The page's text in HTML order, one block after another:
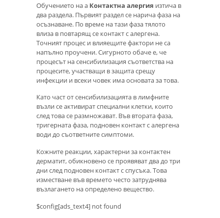
Обучението на a Контактна алергия изтича в
два раздела. Първият раздел се нарича фаза на
осъзнаване. По време на тази фаза тялото
влиза в повтарящ се контакт с алергена.
Точният процес и влияещите фактори не са
напълно проучени. Сигурното обаче е, че
процесът на сенсибилизация съответства на
процесите, участващи в защита срещу
инфекции и всеки човек има основата за това.
Като част от сенсибилизацията в лимфните
възли се активират специални клетки, които
след това се размножават. Във втората фаза,
тригерната фаза, подновен контакт с алергена
води до съответните симптоми.
Кожните реакции, характерни за контактен
дерматит, обикновено се проявяват два до три
дни след подновен контакт с спусъка. Това
изместване във времето често затруднява
възлагането на определено вещество.
$config[ads_text4] not found